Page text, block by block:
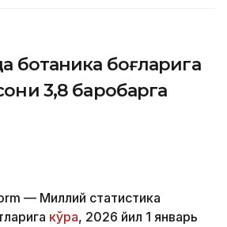
ботаника боғларига
3,8 баробарга
— Миллий статистика
кўра, 2026 йил 1 январь